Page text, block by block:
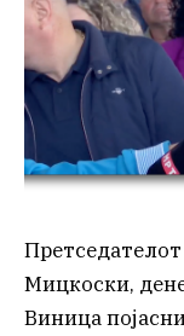
Мицкоски,
Виница